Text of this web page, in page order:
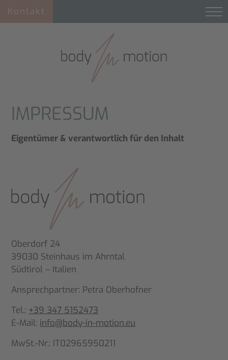
Kontakt
IMPRESSUM
Eigentümer & verantwortlich für den Inhalt
Oberdorf 24
39030 Steinhaus im Ahrntal
Südtirol – Italien
Ansprechpartner: Petra Oberhofner
Tel.: +39 347 5152473
E-Mail: info@body-in-motion.eu
MwSt.-Nr.: IT02965950211